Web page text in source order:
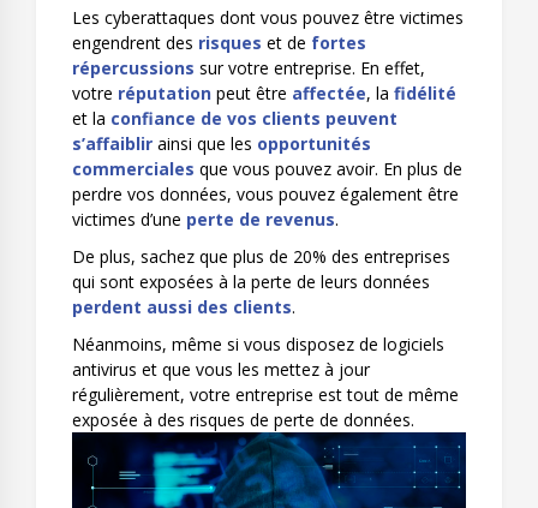
Les cyberattaques dont vous pouvez être victimes
engendrent des risques et de fortes
répercussions sur votre entreprise. En effet,
votre réputation peut être affectée, la fidélité
et la confiance de vos clients peuvent
s’affaiblir ainsi que les opportunités
commerciales que vous pouvez avoir. En plus de
perdre vos données, vous pouvez également être
victimes d’une perte de revenus.
De plus, sachez que plus de 20% des entreprises
qui sont exposées à la perte de leurs données
perdent aussi des clients.
Néanmoins, même si vous disposez de logiciels
antivirus et que vous les mettez à jour
régulièrement, votre entreprise est tout de même
exposée à des risques de perte de données.